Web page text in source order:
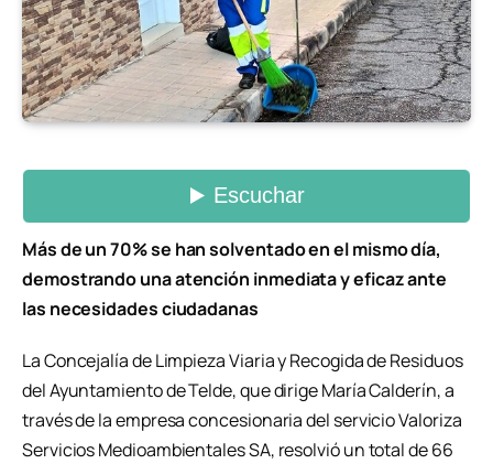
Más de un 70% se han solventado en el mismo día,
demostrando una atención inmediata y eficaz ante
las necesidades ciudadanas
La Concejalía de Limpieza Viaria y Recogida de Residuos
del Ayuntamiento de Telde, que dirige María Calderín, a
través de la empresa concesionaria del servicio Valoriza
Servicios Medioambientales SA, resolvió un total de 66